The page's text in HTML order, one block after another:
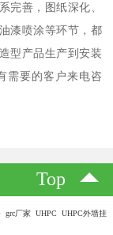
完善，图纸深化、
漆喷涂等环节，都
型产品生产到安装
需要的客户来电咨
Top
grc厂家 UHPC UHPC外墙挂